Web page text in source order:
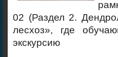
02 (Раздел 2.
лесхоз», где
экскурсию